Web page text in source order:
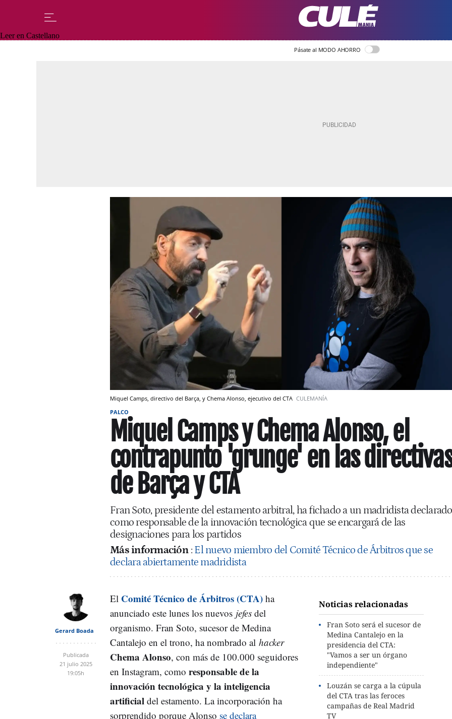
Leer en Castellano
Pásate al MODO AHORRO
Miquel Camps, directivo del Barça, y Chema Alonso, ejecutivo del CTA CULEMANÍA
PALCO
Miquel Camps y Chema Alonso, el
contrapunto 'grunge' en las
de Barça y CTA
Fran Soto, presidente del estamento arbitral, ha fichado a un madridista declarado
como responsable de la innovación tecnológica que se encargará de las
designaciones para los partidos
Más información : El nuevo miembro del Comité Técnico de Árbitros que se
declara abiertamente madridista
Gerard Boada
Publicada
21 julio 2025
19:05h
Noticias relacionadas
Fran Soto será el sucesor de
Medina Cantalejo en la
presidencia del CTA:
"Vamos a ser un órgano
independiente"
Louzán se carga a la cúpula
del CTA tras las feroces
campañas de Real Madrid
TV
El Comité Técnico de Árbitros (CTA) ha
anunciado este lunes los nuevos jefes del
organismo. Fran Soto, sucesor de Medina
Cantalejo en el trono, ha nombrado al hacker
Chema Alonso, con más de 100.000 seguidores
en Instagram, como responsable de la
innovación tecnológica y la inteligencia
artificial del estamento. La incorporación ha
sorprendido porque Alonso se declara